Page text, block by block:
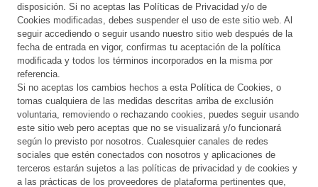
disposición. Si no aceptas las Políticas de Privacidad y/o de
Cookies modificadas, debes suspender el uso de este sitio web. Al
seguir accediendo o seguir usando nuestro sitio web después de la
fecha de entrada en vigor, confirmas tu aceptación de la política
modificada y todos los términos incorporados en la misma por
referencia.
Si no aceptas los cambios hechos a esta Política de Cookies, o
tomas cualquiera de las medidas descritas arriba de exclusión
voluntaria, removiendo o rechazando cookies, puedes seguir usando
este sitio web pero aceptas que no se visualizará y/o funcionará
según lo previsto por nosotros. Cualesquier canales de redes
sociales que estén conectados con nosotros y aplicaciones de
terceros estarán sujetos a las políticas de privacidad y de cookies y
a las prácticas de los proveedores de plataforma pertinentes que,